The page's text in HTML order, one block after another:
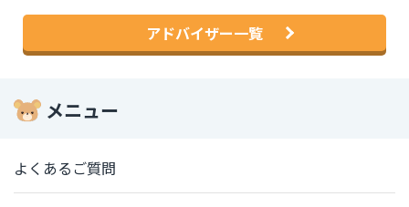
アドバイザー一覧
メニュー
よくあるご質問